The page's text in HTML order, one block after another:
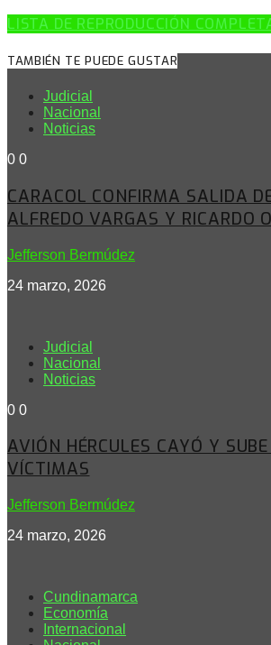
LISTA DE REPRODUCCIÓN
TAMBIÉN TE PUEDE GUSTAR
Judicial
Nacional
Noticias
0 0
CARACOL CONFIRMA SALIDA
ALFREDO VARGAS Y RICARDO
Jefferson Bermúdez
24 marzo, 2026
Judicial
Nacional
Noticias
0 0
AVIÓN HÉRCULES CAYÓ Y
VÍCTIMAS
Jefferson Bermúdez
24 marzo, 2026
Cundinamarca
Economía
Internacional